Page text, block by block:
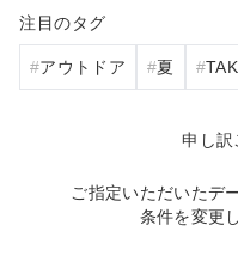
注目のタグ
アウトドア 夏
申し訳
ご指定いただいたデ
条件を変更